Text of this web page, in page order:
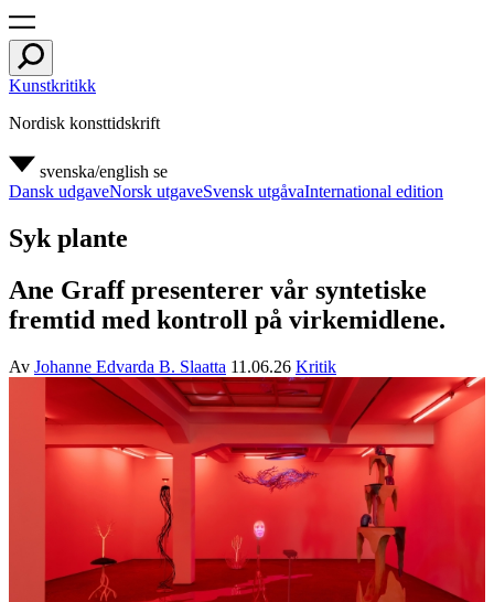
Kunstkritikk
Nordisk konsttidskrift
svenska/english se
Dansk udgaveNorsk utgaveSvensk utgåvaInternational edition
Syk plante
Ane Graff presenterer vår syntetiske
fremtid med kontroll på virkemidlene.
Av Johanne Edvarda B. Slaatta 11.06.26 Kritik